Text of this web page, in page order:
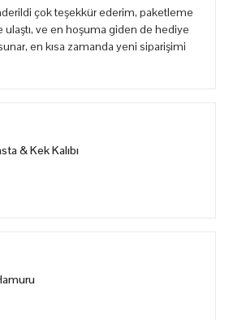
çok teşekkür ederim, paketleme
ulaştı, ve en hoşuma giden de hediye
en kısa zamanda yeni siparişimi
& Kek Kalıbı